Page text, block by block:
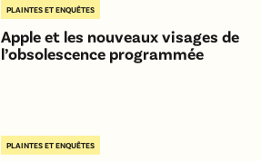
PLAINTES ET ENQUÊTES
Apple et les nouveaux visages de
l’obsolescence programmée
PLAINTES ET ENQUÊTES